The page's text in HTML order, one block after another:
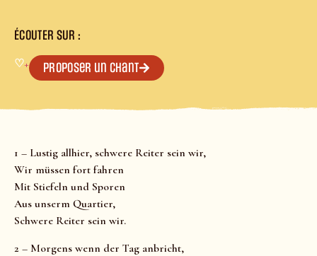
ÉCOUTER SUR :
♡+ Proposer un chant
1 – Lustig allhier, schwere Reiter sein wir,
Wir müssen fort fahren
Mit Stiefeln und Sporen
Aus unserm Quartier,
Schwere Reiter sein wir.
2 – Morgens wenn der Tag anbricht,